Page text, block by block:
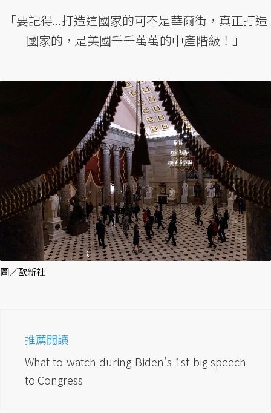
「要記得...打造這國家的可不是華爾街，真正打造
國家的，是美國千千萬萬的中產階級！」
圖／歐新社
推薦閱讀
What to watch during Biden's 1st big speech
to Congress